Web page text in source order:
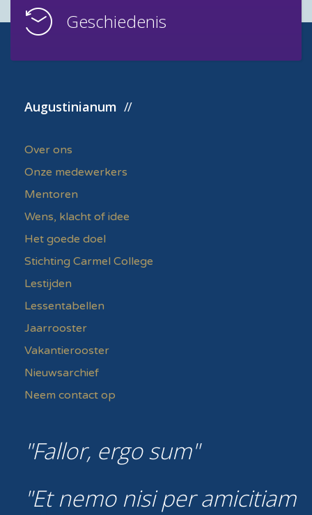
Geschiedenis
Augustinianum
Over ons
Onze medewerkers
Mentoren
Wens, klacht of idee
Het goede doel
Stichting Carmel College
Lestijden
Lessentabellen
Jaarrooster
Vakantierooster
Nieuwsarchief
Neem contact op
Fallor, ergo sum
Et nemo nisi per amicitiam